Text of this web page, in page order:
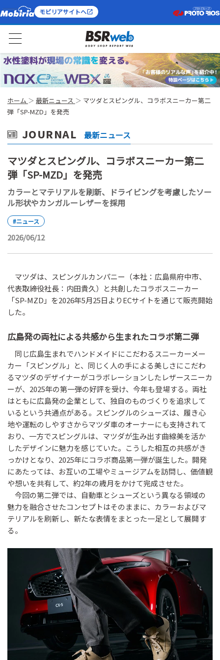
モビリアサイトへ
ホーム 最新ニュース
マツダとスピングル、コラボスニーカー第二
弾「SP-MZD」を発売
JOURNAL 最新ニュース
マツダとスピングル、コラボスニーカー第二
弾「SP-MZD」を発売
カラーとマテリアルを刷新、ドライビングを考慮したソー
ル形状やカンガルーレザーを採用
#ニュース
2026/06/12
マツダは、スピングルカンパニー（本社：広島県府中市、
代表取締役社長：内田貴久）と共創したコラボスニーカー
「SP-MZD」を2026年5月25日よりECサイトを通じて販売開始
した。
広島発の両社による共感から生まれたコラボ第二弾
同じ広島生まれでハンドメイドにこだわるスニーカーメー
カー「スピングル」と、同じく人の手による美しさにこだわ
るマツダのデザイナーがコラボレーションしたレザースニーカ
ーが、2025年の第一弾の好評を受け、今年も登場する。両社
はともに広島発の企業として、独自のものづくりを追求して
いるという共通点がある。スピングルのシューズは、履き心
地や運転のしやすさからマツダ車のオーナーにも支持されて
おり、一方でスピングルは、マツダが生み出す曲線美を活か
したデザインに魅力を感じていた。こうした相互の共感がき
っかけとなり、2025年にコラボ商品第一弾が誕生した。開発
にあたっては、お互いの工場やミュージアムを訪問し、価値観
や想いを共有して、約2年の歳月をかけて完成させた。
今回の第二弾では、自動車とシューズという異なる領域の
魅力を融合させたコンセプトはそのままに、カラーおよびマ
テリアルを刷新し、新たな表情をまとった一足として展開す
る。